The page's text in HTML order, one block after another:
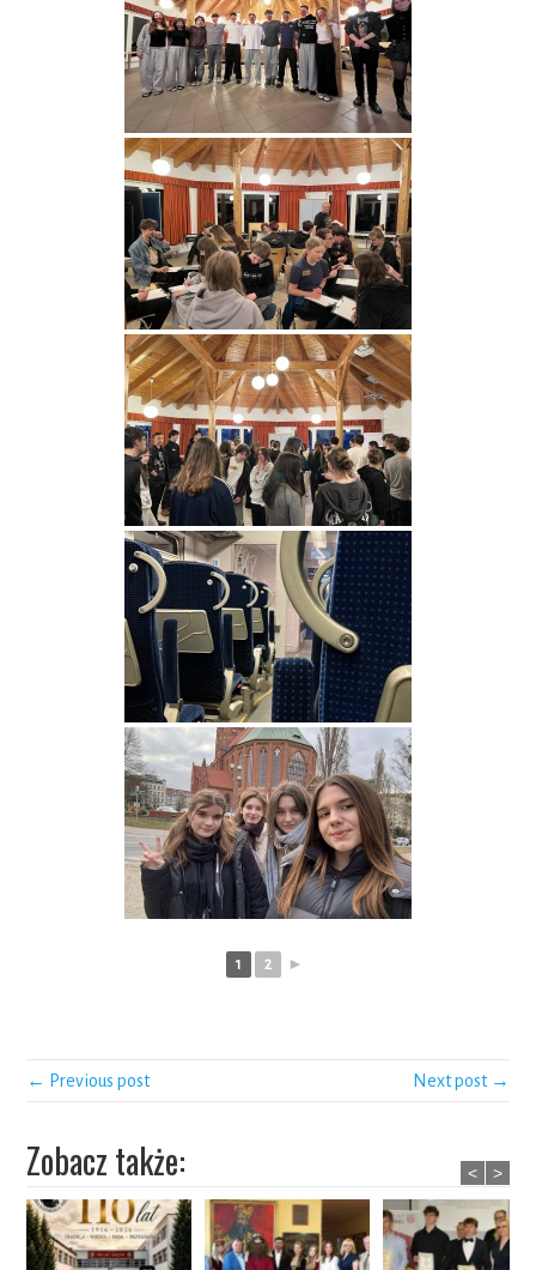
1 2 ►
← Previous post Next post →
Zobacz także: < >